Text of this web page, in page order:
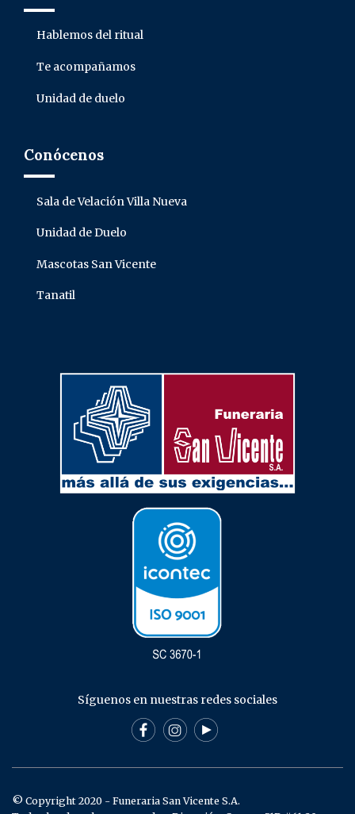
Hablemos del ritual
Te acompañamos
Unidad de duelo
Conócenos
Sala de Velación Villa Nueva
Unidad de Duelo
Mascotas San Vicente
Tanatil
Síguenos en nuestras redes sociales
© Copyright 2020 - Funeraria San Vicente S.A.